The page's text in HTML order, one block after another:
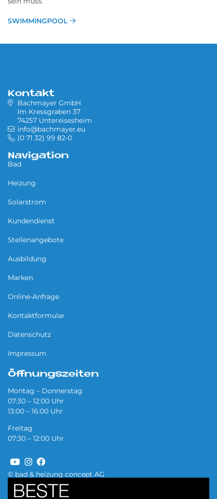
SWIMMINGPOOL
© bad & heizung concept AG
Kontakt
Bachmayer GmbH
Im Kressgraben 37
74257 Untereisesheim
info@bachmayer.eu
(0 71 32) 99 82-0
Navigation
Bad
Heizung
Solarstrom
Kundendienst
Stellenangebote
Ausbildung
Marken
Online-Anfrage
Kontaktformular
Datenschutz
Impressum
Öffnungszeiten
Montag – Donnerstag
07:30 – 12:00 Uhr
13:00 – 16:00 Uhr
Freitag
07:30 – 12:00 Uhr